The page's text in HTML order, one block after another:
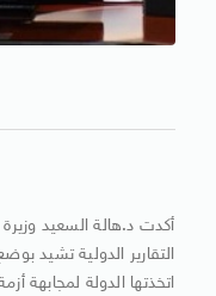
أكدت د.هالة السعيد
التقارير الدولية تشيد
اتخذتها الدولة لمجابهة